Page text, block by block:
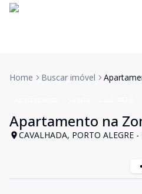
Home Buscar imóvel
Apartamento na
CAVALHADA, PORTO ALEGRE -